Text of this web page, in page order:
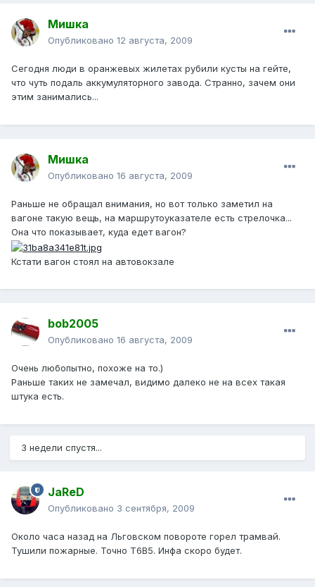
Mишка
Опубликовано 12 августа, 2009
Сегодня люди в оранжевых жилетах рубили кусты на гейте,
что чуть подаль аккумуляторного завода. Странно, зачем они
этим занимались...
Mишка
Опубликовано 16 августа, 2009
Раньше не обращал внимания, но вот только заметил на
вагоне такую вещь, на маршрутоуказателе есть стрелочка...
Она что показывает, куда едет вагон?
Кстати вагон стоял на автовокзале
bob2005
Опубликовано 16 августа, 2009
Очень любопытно, похоже на то.)
Раньше таких не замечал, видимо далеко не на всех такая
штука есть.
3 недели спустя...
JaReD
Опубликовано 3 сентября, 2009
Около часа назад на Льговском повороте горел трамвай.
Тушили пожарные. Точно Т6В5. Инфа скоро будет.